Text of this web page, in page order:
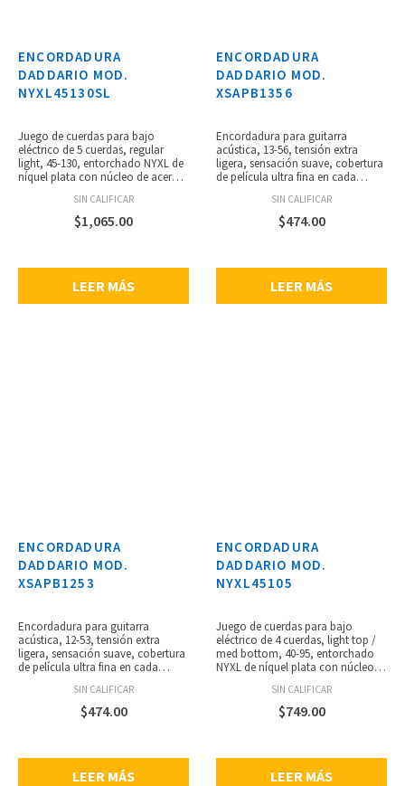
ENCORDADURA
DADDARIO MOD.
NYXL45130SL
Juego de cuerdas para bajo
eléctrico de 5 cuerdas, regular
light, 45-130, entorchado NYXL de
níquel plata con núcleo de acero
amplio y gran respuesta
armónica, se adapta a bajos de
escala súper larga, bajos
acentuados, calibres: .045, .065,
.080, .100, .130.
SIN CALIFICAR
$1,065.00
LEER MÁS
ENCORDADURA
DADDARIO MOD.
XSAPB1356
Encordadura para guitarra
acústica, 13-56, tensión extra
ligera, sensación suave, cobertura
de película ultra fina en cada
polimérico único en los aceros
lisos, alto nivel de protección,
núcleo de acero de alto carbono
resistencia a la rotura y estabilidad
de afinación, entorchados
SIN CALIFICAR
$474.00
LEER MÁS
ENCORDADURA
DADDARIO MOD.
XSAPB1253
Encordadura para guitarra
acústica, 12-53, tensión extra
ligera, sensación suave, cobertura
de película ultra fina en cada
polimérico único en los aceros
lisos, alto nivel de protección,
núcleo de acero de alto carbono
resistencia a la rotura y estabilidad
de afinación, entorchados
SIN CALIFICAR
$474.00
LEER MÁS
ENCORDADURA
DADDARIO MOD.
NYXL45105
Juego de cuerdas para bajo
eléctrico de 4 cuerdas, light top /
med bottom, 40-95, entorchado
NYXL de níquel plata con núcleo
dinámico amplio y gran respuesta
armónica, se adapta a bajos de
escala larga de hasta 361/4”
armónicos acentuados, calibres:
.045, .065, .085, .105.
SIN CALIFICAR
$749.00
LEER MÁS